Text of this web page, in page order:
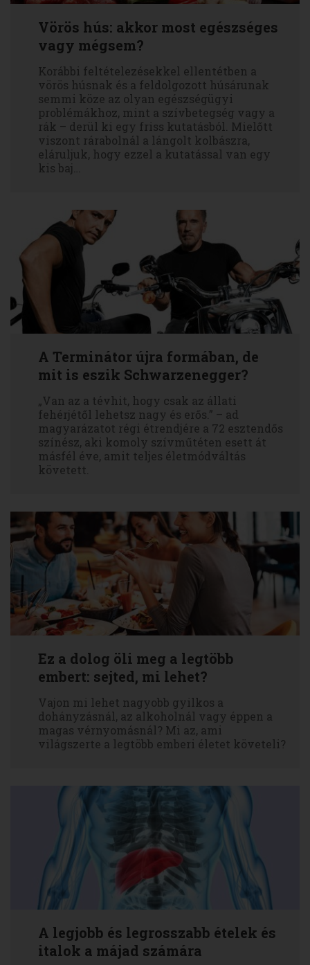
Vörös hús: akkor most egészséges
vagy mégsem?
Korábbi feltételezésekkel ellentétben a
vörös húsnak és a feldolgozott húsárunak
semmi köze az olyan egészségügyi
problémákhoz, mint a szívbetegség vagy a
rák – derül ki egy friss kutatásból. Mielőtt
viszont rárabolnál a lángolt kolbászra,
eláruljuk, hogy ezzel a kutatással van egy
kis baj…
A Terminátor újra formában, de
mit is eszik Schwarzenegger?
„Van az a tévhit, hogy csak az állati
fehérjétől lehetsz nagy és erős.” – ad
magyarázatot régi étrendjére a 72 esztendős
színész, aki komoly szívműtéten esett át
másfél éve, amit teljes életmódváltás
követett.
Ez a dolog öli meg a legtöbb
embert: sejted, mi lehet?
Vajon mi lehet nagyobb gyilkos a
dohányzásnál, az alkoholnál vagy éppen a
magas vérnyomásnál? Mi az, ami
világszerte a legtöbb emberi életet követeli?
A legjobb és legrosszabb ételek és
italok a májad számára